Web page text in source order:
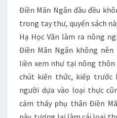
Điền Mãn Ngân đầu đều
trong tay thư, quyển sách
Hạ Học Văn làm ra nông
Điền Mãn Ngân không
liền xem như tại nông
chút kiến thức, kiếp trước
người dựa vào loại thực
cảm thấy phụ thân Điền